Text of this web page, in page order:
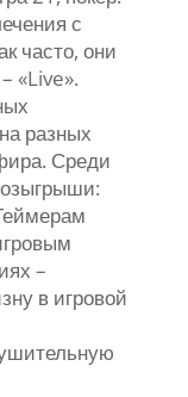
с
часто, они
«Live».
разных
Среди
–
в игровой